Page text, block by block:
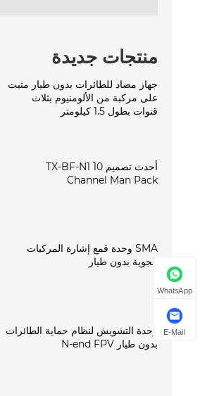
منتجات جديدة
جهاز مضاد للطائرات بدون طيار مثبت
على مركبة من الألومنيوم بثلاث
قنوات بطول 1.5 كيلومتر
أحدث تصميم TX-BF-N1 10
Channel Man Pack
SMA وحدة قمع إشارة المركبات
الجوية بدون طيار
وحدة التشويش لنظام حماية الطائرات
بدون طيار N-end FPV
WhatsApp
E-Mail